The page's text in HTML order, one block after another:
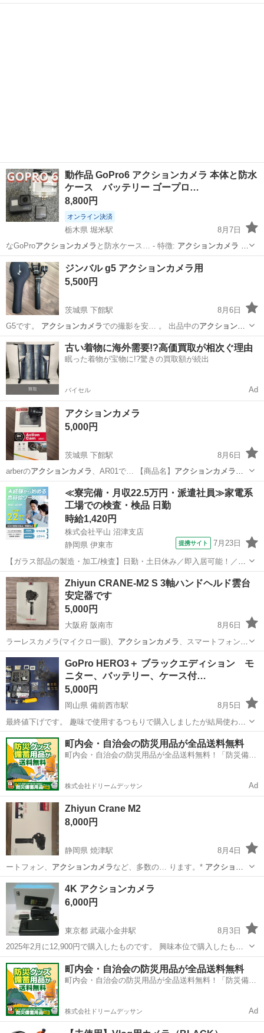
本体 - 付…
動作品 GoPro6 アクションカメラ 本体と防水
ケース バッテリー ゴープロ…
8,800円
オンライン決済
栃木県 堀米駅
8月7日
なGoProアクションカメラ と防水ケース… - 特徴: アクションカメラ
上ス…
栃木 佐野市 ビデオカメラ、ムービーカメラ
ジンバル g5 アクションカメラ用
5,500円
茨城県 下館駅
8月6日
G5です。 アクションカメラでの撮影を安… 。 出品中のアクションカ
メラと同時に購入…
茨城 筑西市 下館駅 カメラ アクションカメラ
古い着物に海外需要!?高価買取が相次ぐ理由
眠った着物が宝物に!?驚きの買取額が続出
バイセル Ad
アクションカメラ
5,000円
茨城県 下館駅
8月6日
arberのアクションカメラ 、AR01で… 【商品名】 アクションカメラ
AR01 …
茨城 筑西市 下館駅 カメラ
≪寮完備・月収22.5万円・派遣社員≫家電系
工場での検査・検品 日勤
時給1,420円
株式会社平山 沼津支店
静岡県 伊東市
提携サイト 7月23日
【ガラス部品の製造・加工/検査】日勤・土日休み／即入居可能！／伊
豆でのんびりライフ♪ ガラス部品の製造・加工/検査 【株式会社平山で
の正社員採用（無期雇用派遣）となります】 「2人で同じ職場で働き
たい」 「仕事も休みも一...
静岡 伊東市
Zhiyun CRANE-M2 S 3軸ハンドヘルド雲台
安定器です
5,000円
大阪府 阪南市
8月6日
ラーレスカメラ(マイクロ一眼)、 アクションカメラ 、スマートフォンの
主な特徴:軽量…
大阪 阪南市
GoPro HERO3＋ ブラックエディション モ
ニター、バッテリー、ケース付…
5,000円
岡山県 備前西市駅
8月5日
最終値下げです。 趣味で使用するつもりで購入しましたが結局使わな
いので出品します。 本体、モニター、ケースに入っているバッテリー
4個は動作確認済み。 リモコンのバッテリーは交換が必須、ケース外
のバッテリーは未確認です。 帽...
岡山 岡山市 備前西市駅 カメラ バッテリー
町内会・自治会の防災用品が全品送料無料
町内会・自治会の防災用品が全品送料無料！「防災備蓄
株式会社ドリームデッサン Ad
Zhiyun Crane M2
8,000円
静岡県 焼津駅
8月4日
ートフォン、 アクションカメラなど、多数の… ります。* アクション
カメラのマウントに…
静岡 焼津市 焼津駅
4K アクションカメラ
6,000円
東京都 武蔵小金井駅
8月3日
2025年2月に12,900円で購入したものです。 興味本位で購入したもの
の、使う機会がないので出品することにしました。 購入時に動作確認
で20分ほど使っただけです。 購入時に有ったものは全て揃っていま
す。 傷や汚れ...
東京 小金井市 武蔵小金井駅
ビデオカメラ、ムービーカメラ
町内会・自治会の防災用品が全品送料無料
町内会・自治会の防災用品が全品送料無料！「防災備蓄
株式会社ドリームデッサン Ad